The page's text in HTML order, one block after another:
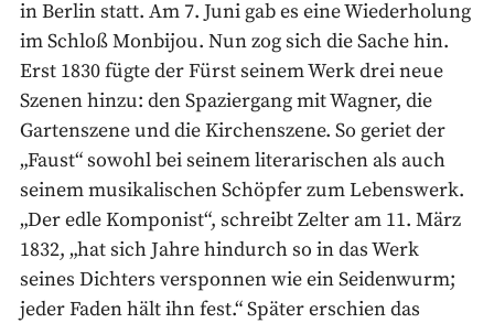
in Berlin statt. Am 7. Juni gab es eine Wiederholung
im Schloß Monbijou. Nun zog sich die Sache hin.
Erst 1830 fügte der Fürst seinem Werk drei neue
Szenen hinzu: den Spaziergang mit Wagner, die
Gartenszene und die Kirchenszene. So geriet der
„Faust“ sowohl bei seinem literarischen als auch
seinem musikalischen Schöpfer zum Lebenswerk.
„Der edle Komponist“, schreibt Zelter am 11. März
1832, „hat sich Jahre hindurch so in das Werk
seines Dichters versponnen wie ein Seidenwurm;
jeder Faden hält ihn fest.“ Später erschien das